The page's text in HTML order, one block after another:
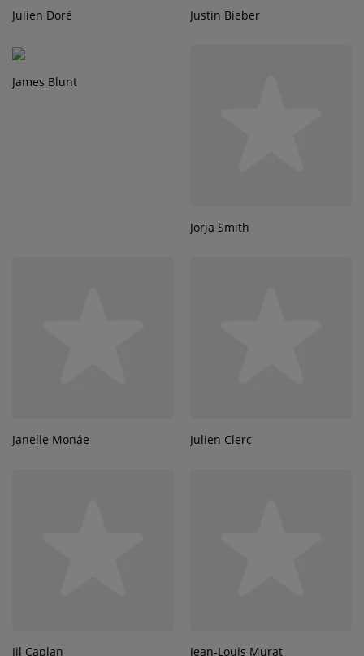
Julien Doré Justin Bieber
James Blunt
Jorja Smith
Janelle Monáe Julien Clerc
Jil Caplan Jean-Louis Murat